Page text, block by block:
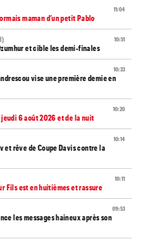
11:04
maman d’un petit Pablo
10:51
et cible les demi-finales
10:33
vise une première demie en
10:20
6 août 2026 et de la nuit
10:14
et rêve de Coupe Davis contre la
10:11
Fils est en huitièmes et rassure
09:53
les messages haineux après son